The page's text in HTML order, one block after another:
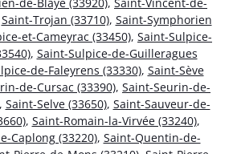
Saint-Trojan (33710), Saint-Symphorien
et-Cameyrac (33450), Saint-Sulpice-
, Saint-Sulpice-de-Guilleragues
de-Faleyrens (33330), Saint-Sève
de-Cursac (33390), Saint-Seurin-de-
Saint-Selve (33650), Saint-Sauveur-de-
, Saint-Romain-la-Virvée (33240),
Caplong (33220), Saint-Quentin-de-